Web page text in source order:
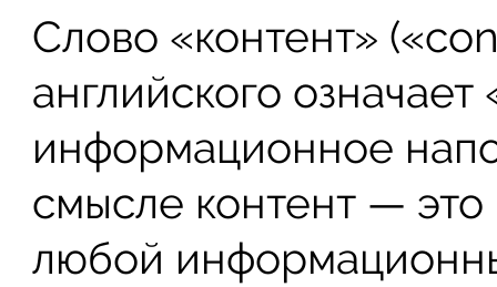
Слово «контент»
английского
информационное
смысле контент —
любой